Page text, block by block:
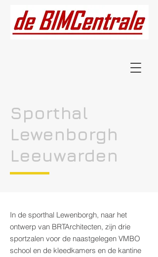
In de sporthal Lewenborgh, naar het
ontwerp van BRTArchitecten, zijn drie
sportzalen voor de naastgelegen VMBO
school en de kleedkamers en de kantine
Sporthal
Lewenborgh
Leeuwarden